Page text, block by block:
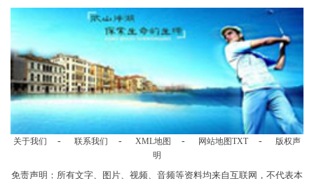
关于我们 - 联系我们 - XML地图 - 网站地图TXT -
版权声
明
免责声明：所有文字、图片、视频、音频等资料均来自互联网，不代表本